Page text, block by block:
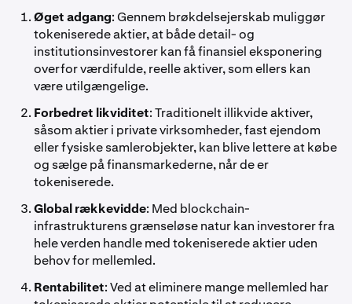
Øget adgang: Gennem brøkdelsejerskab muliggør
tokeniserede aktier, at både detail- og
institutionsinvestorer kan få finansiel eksponering
overfor værdifulde, reelle aktiver, som ellers kan
være utilgængelige.
Forbedret likviditet: Traditionelt illikvide aktiver,
såsom aktier i private virksomheder, fast ejendom
eller fysiske samlerobjekter, kan blive lettere at købe
og sælge på finansmarkederne, når de er
tokeniserede.
Global rækkevidde: Med blockchain-
infrastrukturens grænseløse natur kan investorer fra
hele verden handle med tokeniserede aktier uden
behov for mellemled.
Rentabilitet: Ved at eliminere mange mellemled har